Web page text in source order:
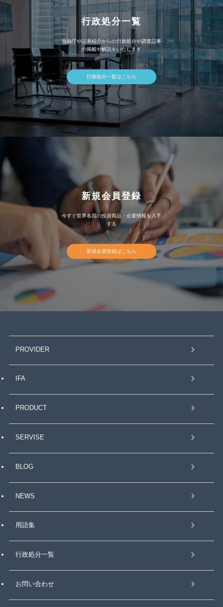
行政処分一覧
金融庁や証券紹介からの行政処分や調査記事
の掲載や解説をいたします
行政処分一覧はこちら
新規会員登録
今すぐ世界各国の投資商品・企業情報を入手
する
新規会員登録はこちら
PROVIDER
IFA
PRODUCT
SERVISE
BLOG
NEWS
用語集
行政処分一覧
お問い合わせ